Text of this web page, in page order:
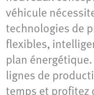
véhicule
technologies de
flexibles,
plan
lignes de
temps et profitez